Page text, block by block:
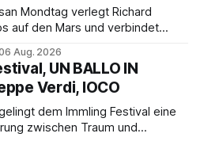
Mondtag verlegt Richard
auf den Mars und verbindet
und den Wiener
bleibt der zweite Akt jedoch
Aug. 2026
UN BALLO IN
Verdi, IOCO
dem Immling Festival eine
zwischen Traum und